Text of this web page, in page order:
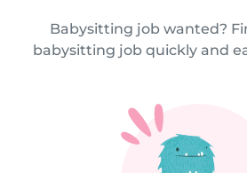
Babysitting job wanted?
babysitting job quickly and